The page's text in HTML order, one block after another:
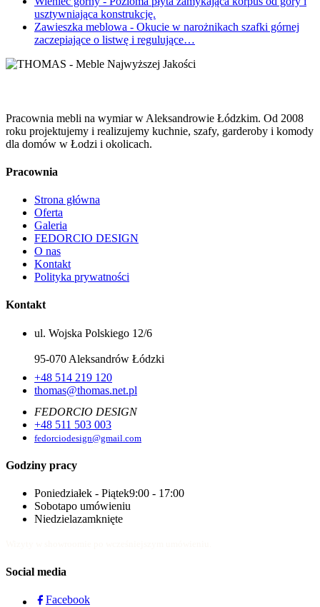
usztywniająca konstrukcję.
Zawieszka meblowa - Okucie w narożnikach szafki górnej
zaczepiające o listwę i regulujące…
Pracownia mebli na wymiar w Aleksandrowie Łódzkim. Od 2008
roku projektujemy i realizujemy kuchnie, szafy, garderoby i komody
dla domów w Łodzi i okolicach.
Pracownia
Strona główna
Oferta
Galeria
FEDORCIO DESIGN
O nas
Kontakt
Polityka prywatności
Kontakt
ul. Wojska Polskiego 12/6
95-070 Aleksandrów Łódzki
+48 514 219 120
thomas@thomas.net.pl
FEDORCIO DESIGN
+48 511 503 003
fedorciodesign@gmail.com
Godziny pracy
Poniedziałek - Piątek9:00 - 17:00
Sobotapo umówieniu
Niedzielazamknięte
Social media
Facebook